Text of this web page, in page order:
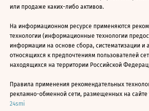
или продаже каких-либо активов.
На информационном ресурсе применяются
технологии (информационные технологии
информации на основе сбора, систематизации и
относящихся к предпочтениям пользователей
находящихся на территории Российской
Правила применения рекомендательных
рекламно-обменной сети, размещенных на
24smi